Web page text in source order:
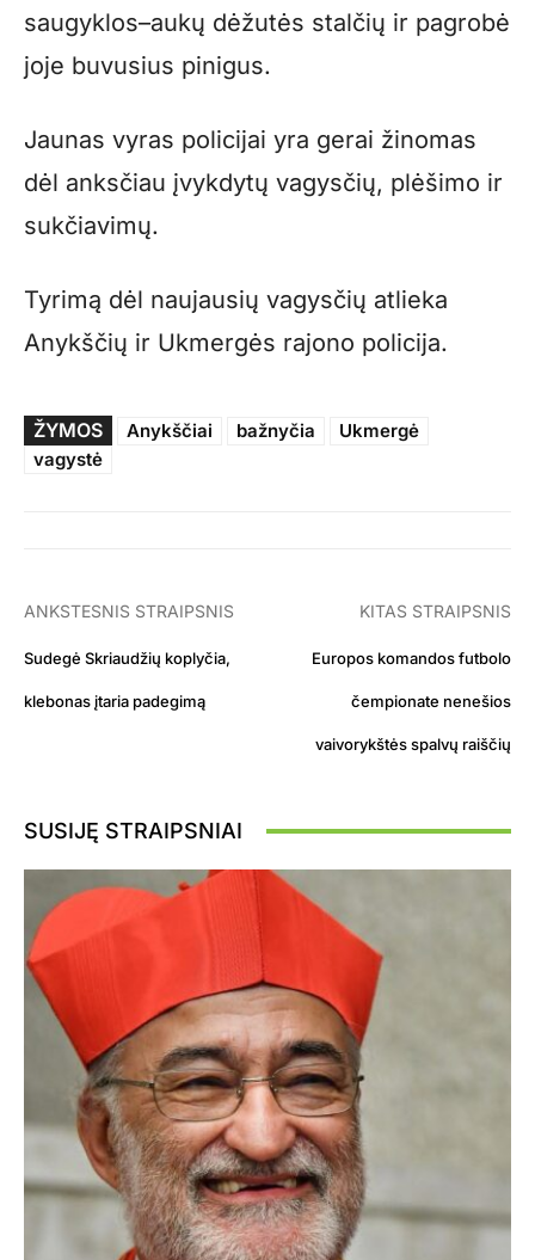
saugyklos–aukų dėžutės stalčių ir pagrobė
joje buvusius pinigus.
Jaunas vyras policijai yra gerai žinomas
dėl anksčiau įvykdytų vagysčių, plėšimo ir
sukčiavimų.
Tyrimą dėl naujausių vagysčių atlieka
Anykščių ir Ukmergės rajono policija.
ŽYMOS Anykščiai bažnyčia
Ukmergė
vagystė
ANKSTESNIS STRAIPSNIS
Sudegė Skriaudžių koplyčia,
klebonas įtaria padegimą
KITAS STRAIPSNIS
Europos komandos futbolo
čempionate nenešios
vaivorykštės spalvų raiščių
SUSIJĘ STRAIPSNIAI